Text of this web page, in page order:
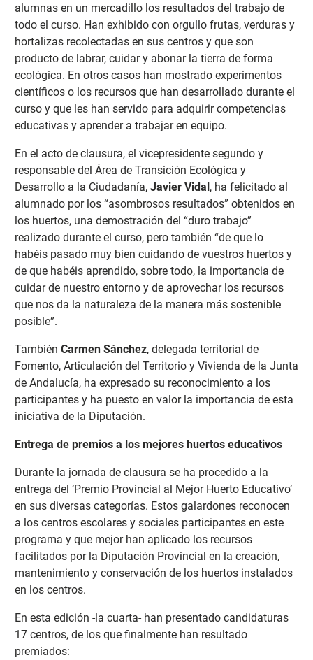
alumnas en un mercadillo los resultados del trabajo de
todo el curso. Han exhibido con orgullo frutas, verduras y
hortalizas recolectadas en sus centros y que son
producto de labrar, cuidar y abonar la tierra de forma
ecológica. En otros casos han mostrado experimentos
científicos o los recursos que han desarrollado durante el
curso y que les han servido para adquirir competencias
educativas y aprender a trabajar en equipo.
En el acto de clausura, el vicepresidente segundo y
responsable del Área de Transición Ecológica y
Desarrollo a la Ciudadanía, Javier Vidal, ha felicitado al
alumnado por los “asombrosos resultados” obtenidos en
los huertos, una demostración del “duro trabajo”
realizado durante el curso, pero también “de que lo
habéis pasado muy bien cuidando de vuestros huertos y
de que habéis aprendido, sobre todo, la importancia de
cuidar de nuestro entorno y de aprovechar los recursos
que nos da la naturaleza de la manera más sostenible
posible”.
También Carmen Sánchez, delegada territorial de
Fomento, Articulación del Territorio y Vivienda de la Junta
de Andalucía, ha expresado su reconocimiento a los
participantes y ha puesto en valor la importancia de esta
iniciativa de la Diputación.
Entrega de premios a los mejores huertos educativos
Durante la jornada de clausura se ha procedido a la
entrega del ‘Premio Provincial al Mejor Huerto Educativo’
en sus diversas categorías. Estos galardones reconocen
a los centros escolares y sociales participantes en este
programa y que mejor han aplicado los recursos
facilitados por la Diputación Provincial en la creación,
mantenimiento y conservación de los huertos instalados
en los centros.
En esta edición -la cuarta- han presentado candidaturas
17 centros, de los que finalmente han resultado
premiados: